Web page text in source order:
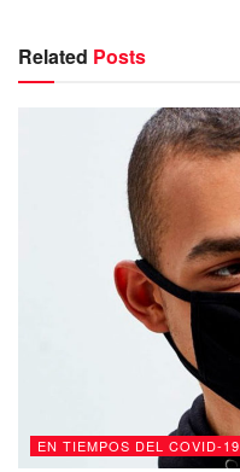
Related Posts
EN TIEMPOS DEL COVID-19